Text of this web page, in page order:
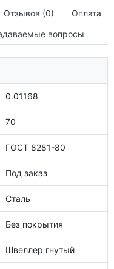
Отзывов (0)
Оплата
вопросы
0.01168
70
ГОСТ 8281-80
Под заказ
Сталь
Без покрытия
Швеллер гнутый